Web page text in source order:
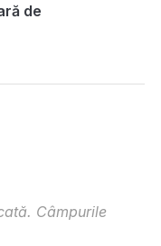
de
Câmpurile